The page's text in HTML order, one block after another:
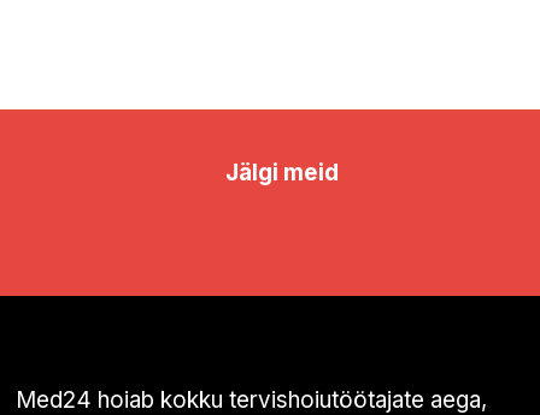
Jälgi meid
Med24 hoiab kokku tervishoiutöötajate aega,